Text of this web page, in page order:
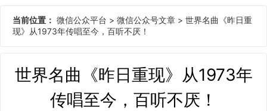
当前位置： 微信公众平台 > 微信公众号文章 > 世界名曲《昨日重
现》从1973年传唱至今，百听不厌！
世界名曲《昨日重现》从1973年
传唱至今，百听不厌！